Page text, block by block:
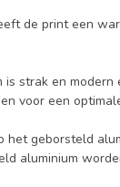
de print een
is strak en
voor een
het geborsteld
aluminium